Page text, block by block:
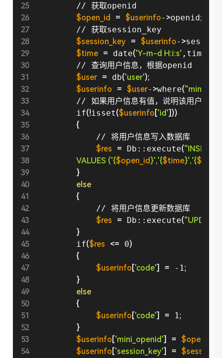
        // 获取openid
$open_id
= $userinfo- >openid ;
        // 获取session_key
$session_key = $userinfo- >
$time = date('Y-m-d H:i:s' ,time
        // 查询用户信息，根据openid
$user = db('user');
$userinfo
= $user- >where(
// 如果用户信息有值，说明该用户注册
        if
(!isset($userinfo 'id' ))
{
            // 将用户信息写入数据库
$res
= Db::execute("INSERT
                    VALUES ('{
$open_id }','{$time}','{
}
else
{
            // 将用户信息更新数据库
$res
= Db::execute(
}
        if
($res <= 0)
{
$userinfo 'code' = -1;
}
else
{
$userinfo 'code' = 1;
}
$userinfo 'mini_openid' = $open_id
$userinfo 'session_key' =